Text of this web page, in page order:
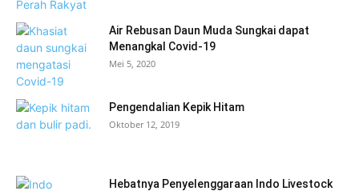
Air Rebusan Daun Muda Sungkai dapat
Menangkal Covid-19
Mei 5, 2020
Pengendalian Kepik Hitam
Oktober 12, 2019
Hebatnya Penyelenggaraan Indo Livestock